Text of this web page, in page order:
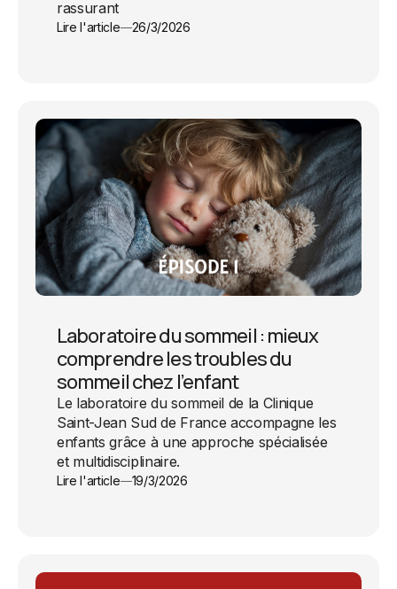
rassurant
Lire l'article 26/3/2026
Laboratoire du sommeil : mieux
comprendre les troubles du
sommeil chez l’enfant
Le laboratoire du sommeil de la Clinique
Saint-Jean Sud de France accompagne les
enfants grâce à une approche spécialisée
et multidisciplinaire.
Lire l'article 19/3/2026